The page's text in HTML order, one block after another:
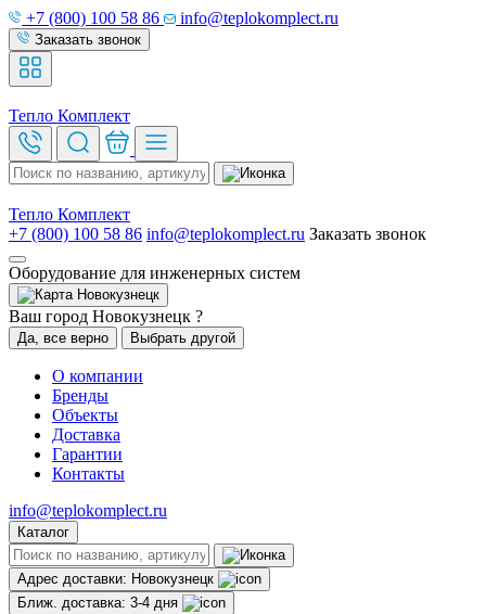
+7 (800) 100 58 86 info@teplokomplect.ru
Заказать звонок
Тепло Комплект
Тепло Комплект
+7 (800) 100 58 86 info@teplokomplect.ru Заказать звонок
Оборудование для инженерных систем
Новокузнецк
Ваш город Новокузнецк ?
Да, все верно Выбрать другой
О компании
Бренды
Объекты
Доставка
Гарантии
Контакты
info@teplokomplect.ru
Каталог
Адрес доставки: Новокузнецк
Ближ. доставка: 3-4 дня